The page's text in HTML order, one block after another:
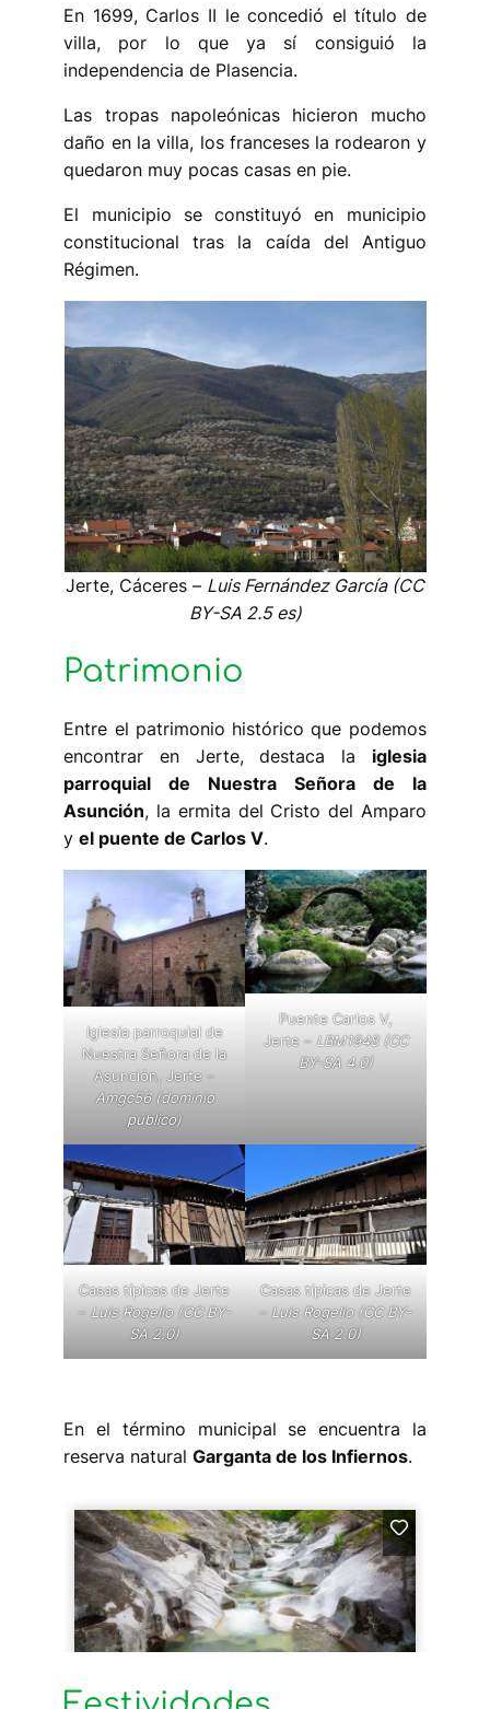
En 1699, Carlos II le concedió el título de
villa, por lo que ya sí consiguió la
independencia de Plasencia.
Las tropas napoleónicas hicieron mucho
daño en la villa, los franceses la rodearon y
quedaron muy pocas casas en pie.
El municipio se constituyó en municipio
constitucional tras la caída del Antiguo
Régimen.
Jerte, Cáceres – Luis Fernández García (CC
BY-SA 2.5 es)
Patrimonio
Entre el patrimonio histórico que podemos
encontrar en Jerte, destaca la iglesia
parroquial de Nuestra Señora de la
Asunción, la ermita del Cristo del Amparo
yel puente de Carlos V.
Iglesia parroquial de
Nuestra Señora de la
Asunción, Jerte –
Amgc56 (dominio
público)
Puente Carlos V,
Jerte – LBM1948 (CC
BY-SA 4.0)
Casas típicas de Jerte
– Luis Rogelio (CC BY-
SA 2.0)
Casas típicas de Jerte
–Luis Rogelio (CC BY-
SA 2.0)
En el término municipal se encuentra la
reserva naturalGarganta de los Infiernos.